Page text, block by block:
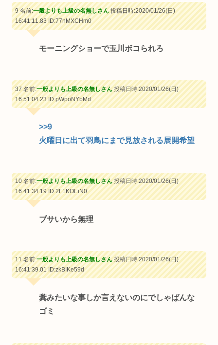
9 名前:一般よりも上級の名無しさん投稿日時:2020/01/26(日)
16:41:11.83ID:77nMXCHm0
モーニングショーで玉川ボコられろ
37 名前:一般よりも上級の名無しさん投稿日時:2020/01/26(日)
16:51:04.23ID:pWpoNYbMd
>>9
火曜日に出て羽鳥にまで見放される展開希望
10 名前:一般よりも上級の名無しさん投稿日時:2020/01/26(日)
16:41:34.19ID:2F1KOEiN0
ブサいから無理
11 名前:一般よりも上級の名無しさん投稿日時:2020/01/26(日)
16:41:39.01ID:zkBIKe59d
糞みたいな事しか言えないのにでしゃばんな
ゴミ